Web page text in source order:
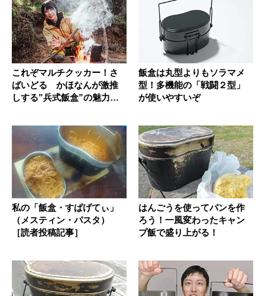
これぞマルチクッカー！さ
ばいどる かほなんが激推
しする”兵式飯盒”の魅力と
飯盒は丸型よりもソラマメ
型！多機能の「戦闘２型」
が使いやすいぞ
私の「飯盒・すぱげてぃ」
（メスティン・パスタ）
［読者投稿記事］
はんごうを使ってパンを作
ろう！一風変わったキャン
プ飯で盛り上がる！